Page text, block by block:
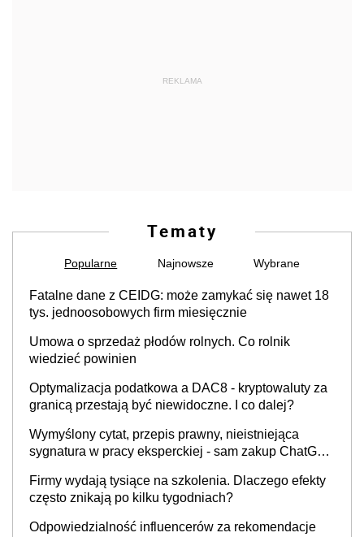
REKLAMA
Tematy
Popularne Najnowsze Wybrane
Fatalne dane z CEIDG: może zamykać się nawet 18
tys. jednoosobowych firm miesięcznie
Umowa o sprzedaż płodów rolnych. Co rolnik
wiedzieć powinien
Optymalizacja podatkowa a DAC8 - kryptowaluty za
granicą przestają być niewidoczne. I co dalej?
Wymyślony cytat, przepis prawny, nieistniejąca
sygnatura w pracy eksperckiej - sam zakup ChatGPT
Firmy wydają tysiące na szkolenia. Dlaczego efekty
często znikają po kilku tygodniach?
Odpowiedzialność influencerów za rekomendacje